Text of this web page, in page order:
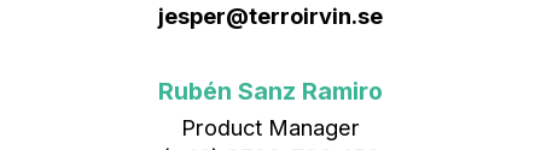
jesper@terroirvin.se
Rubén Sanz Ramiro
Product Manager